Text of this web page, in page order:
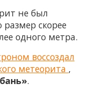
не был
размер скорее
одного метра.
воссоздал
метеорита ,
.